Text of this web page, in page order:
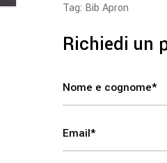
Tag: Bib Apron
Richiedi un